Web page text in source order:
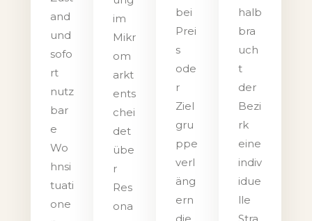
and
und
sofo
rt
nutz
bar
e
Wo
hnsi
tuati
one
im
Mikr
om
arkt
ents
chei
det
übe
r
Res
ona
bei
Prei
s
ode
r
Ziel
gru
ppe
verl
äng
ern
halb
bra
uch
t
der
Bezi
rk
eine
indiv
idue
lle